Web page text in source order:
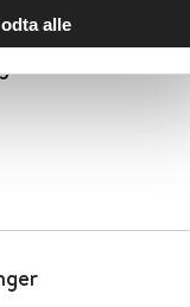
alle